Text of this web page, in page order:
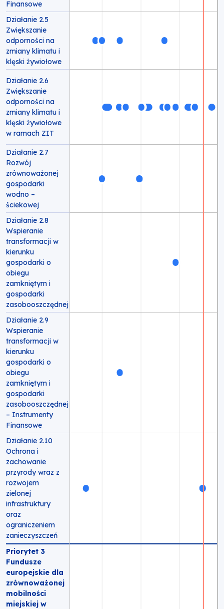
Finansowe
Działanie 2.5
Zwiększanie
odporności na
zmiany klimatu i
klęski żywiołowe
Działanie 2.6
Zwiększanie
odporności na
zmiany klimatu i
klęski żywiołowe
w ramach ZIT
Działanie 2.7
Rozwój
zrównoważonej
gospodarki
wodno –
ściekowej
Działanie 2.8
Wspieranie
transformacji w
kierunku
gospodarki o
obiegu
zamkniętym i
gospodarki
zasobooszczędnej
Działanie 2.9
Wspieranie
transformacji w
kierunku
gospodarki o
obiegu
zamkniętym i
gospodarki
zasobooszczędnej
– Instrumenty
Finansowe
Działanie 2.10
Ochrona i
zachowanie
przyrody wraz z
rozwojem
zielonej
infrastruktury
oraz
ograniczeniem
zanieczyszczeń
Priorytet 3
Fundusze
europejskie dla
zrównoważonej
mobilności
miejskiej w